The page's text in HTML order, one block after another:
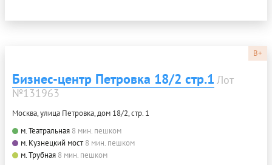
B+
Бизнес-центр Петровка 18/2 стр.1 Лот
№131963
Москва, улица Петровка, дом 18/2, стр. 1
м. Театральная 8 мин. пешком
м. Кузнецкий мост 8 мин. пешком
м. Трубная 8 мин. пешком